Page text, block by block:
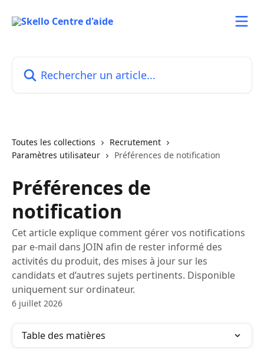
Toutes les collections
Recrutement
Paramètres utilisateur
Préférences de notification
Préférences de
notification
Cet article explique comment gérer vos notifications
par e-mail dans JOIN afin de rester informé des
activités du produit, des mises à jour sur les
candidats et d’autres sujets pertinents. Disponible
uniquement sur ordinateur.
6 juillet 2026
Table des matières